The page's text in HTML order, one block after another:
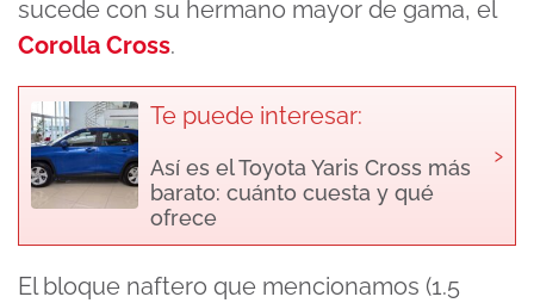
sucede con su hermano mayor de gama, el
Corolla Cross.
Te puede interesar:
Así es el Toyota Yaris Cross más
barato: cuánto cuesta y qué
ofrece
›
El bloque naftero que mencionamos (1.5